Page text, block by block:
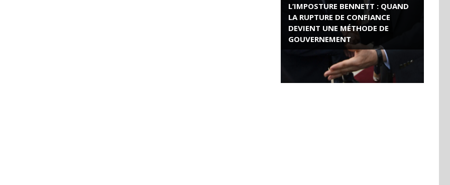
L’IMPOSTURE BENNETT : QUAND
LA RUPTURE DE CONFIANCE
DEVIENT UNE MÉTHODE DE
GOUVERNEMENT
ROSE VALLAND, HEROÏNE DE LA
RESISTANCE FRANÇAISE